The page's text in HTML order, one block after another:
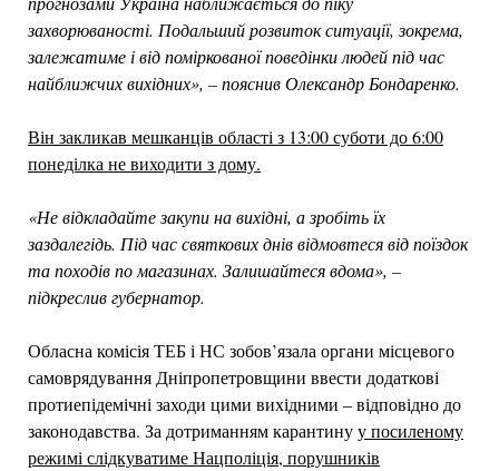
захворюваності. Подальший розвиток ситуації, зокрема,
залежатиме і від поміркованої поведінки людей під час
найближчих вихідних», – пояснив Олександр Бондаренко.
Він закликав мешканців області з 13:00 суботи до 6:00
понеділка не виходити з дому.
«Не відкладайте закупи на вихідні, а зробіть їх
заздалегідь. Під час святкових днів відмовтеся від поїздок
та походів по магазинах. Залишайтеся вдома», –
підкреслив губернатор.
Обласна комісія ТЕБ і НС зобов’язала органи місцевого
самоврядування Дніпропетровщини ввести додаткові
протиепідемічні заходи цими вихідними – відповідно до
законодавства. За дотриманням карантинуу посиленому
режимі слідкуватиме Нацполіція, порушників